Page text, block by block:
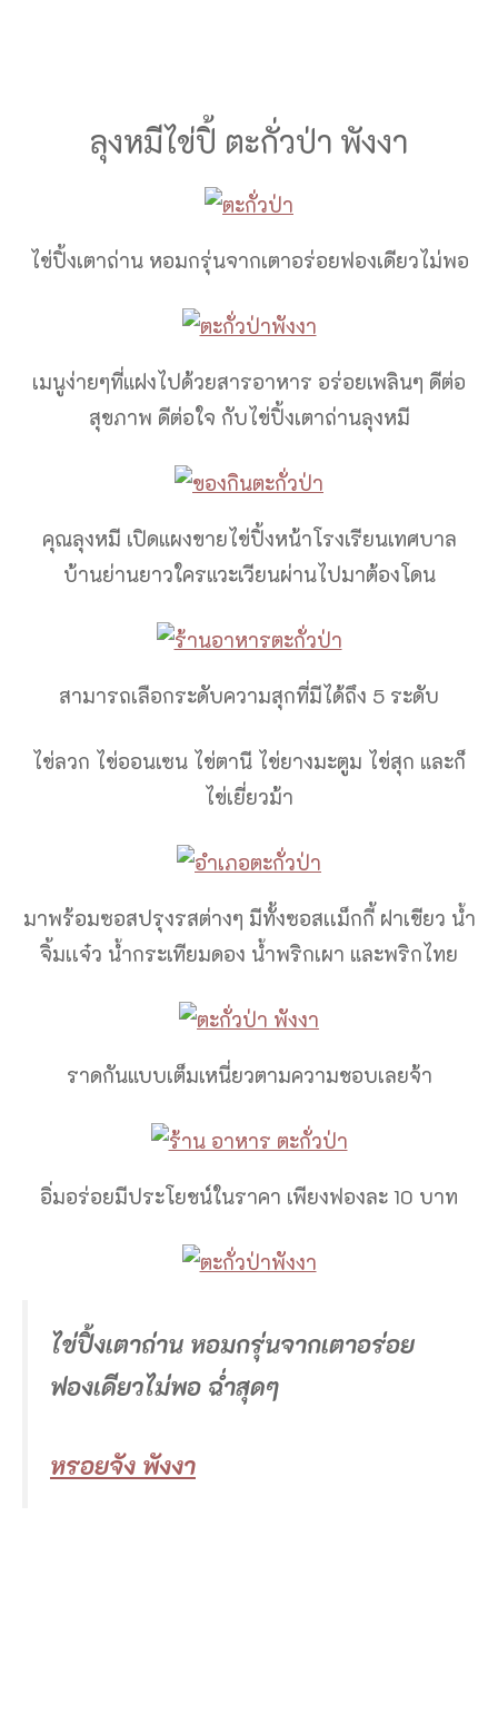
ลุงหมีไข่ปิ้ ตะกั่วป่า พังงา
ไข่ปิ้งเตาถ่าน หอมกรุ่นจากเตาอร่อยฟองเดียวไม่พอ
เมนูง่ายๆที่แฝงไปด้วยสารอาหาร อร่อยเพลินๆ ดีต่อ
สุขภาพ ดีต่อใจ กับไข่ปิ้งเตาถ่านลุงหมี
คุณลุงหมี เปิดแผงขายไข่ปิ้งหน้าโรงเรียนเทศบาล
บ้านย่านยาวใครแวะเวียนผ่านไปมาต้องโดน
สามารถเลือกระดับความสุกที่มีได้ถึง 5 ระดับ
ไข่ลวก ไข่ออนเซน ไข่ตานี ไข่ยางมะตูม ไข่สุก และก็
ไข่เยี่ยวม้า
มาพร้อมซอสปรุงรสต่างๆ มีทั้งซอสเเม็กกี้ ฝาเขียว น้ำ
จิ้มเเจ๋ว น้ำกระเทียมดอง น้ำพริกเผา และพริกไทย
ราดกันแบบเต็มเหนี่ยวตามความชอบเลยจ้า
อิ่มอร่อยมีประโยชน์ในราคา เพียงฟองละ 10 บาท
ไข่ปิ้งเตาถ่าน หอมกรุ่นจากเตาอร่อย
ฟองเดียวไม่พอ ฉ่ำสุดๆ
หรอยจัง พังงา